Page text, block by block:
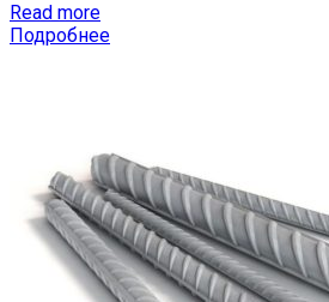
Read more
Подробнее